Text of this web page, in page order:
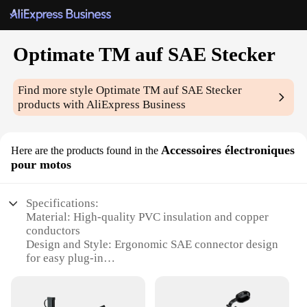
Optimate TM auf SAE Stecker
Find more styleOptimate TM auf SAE Stecker
products with AliExpress Business
Here are the products found in the Accessoires électroniques
pour motos
Specifications:
Material: High-quality PVC insulation and copper
conductors
Design and Style: Ergonomic SAE connector design
for easy plug-in
Performance and Property: Optimized for efficient